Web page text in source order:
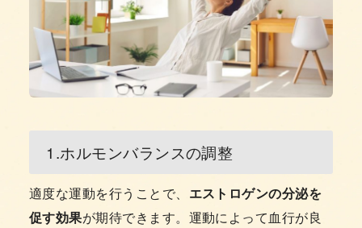
1.ホルモンバランスの調整
適度な運動を行うことで、 エストロゲンの分泌を
促す効果が期待できます。運動によって血行が良